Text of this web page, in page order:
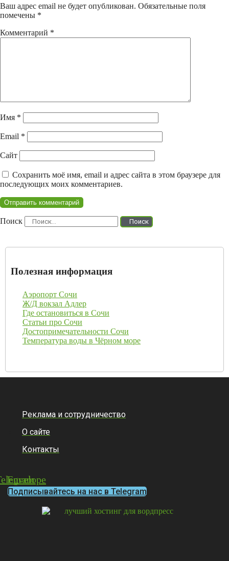
Ваш адрес email не будет опубликован. Обязательные поля
помечены *
Комментарий *
Имя *
Email *
Сайт
Сохранить моё имя, email и адрес сайта в этом браузере для
последующих моих комментариев.
Поиск Поиск
Полезная информация
Аэропорт Сочи
Ж/Д вокзал Адлер
Где остановиться в Сочи
Статьи про Сочи
Достопримечательности Сочи
Температура воды в Чёрном море
Реклама и сотрудничество
О сайте
Контакты
Envelope
Подписывайтесь на нас в Telegram